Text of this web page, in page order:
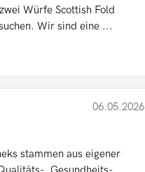
Würfe Scottish Fold
Wir sind eine ...
06.05.2026
stammen aus eigener